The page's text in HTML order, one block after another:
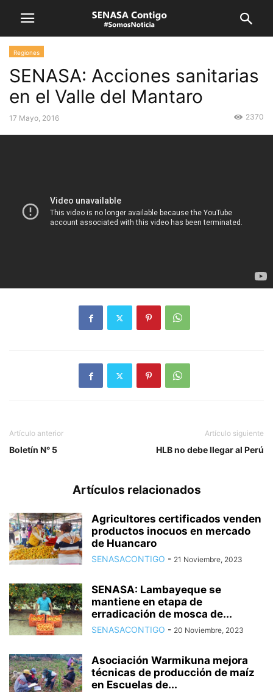
Regiones
SENASA: Acciones sanitarias
en el Valle del Mantaro
17 Mayo, 2016 2370
Artículo anterior
Boletín N° 5
Artículo siguiente
HLB no debe llegar al Perú
Artículos relacionados
Agricultores certificados venden
productos inocuos en mercado
de Huancaro
SENASACONTIGO - 21 Noviembre, 2023
SENASA: Lambayeque se
mantiene en etapa de
erradicación de mosca de...
SENASACONTIGO - 20 Noviembre, 2023
Asociación Warmikuna mejora
técnicas de producción de maíz
en Escuelas de...